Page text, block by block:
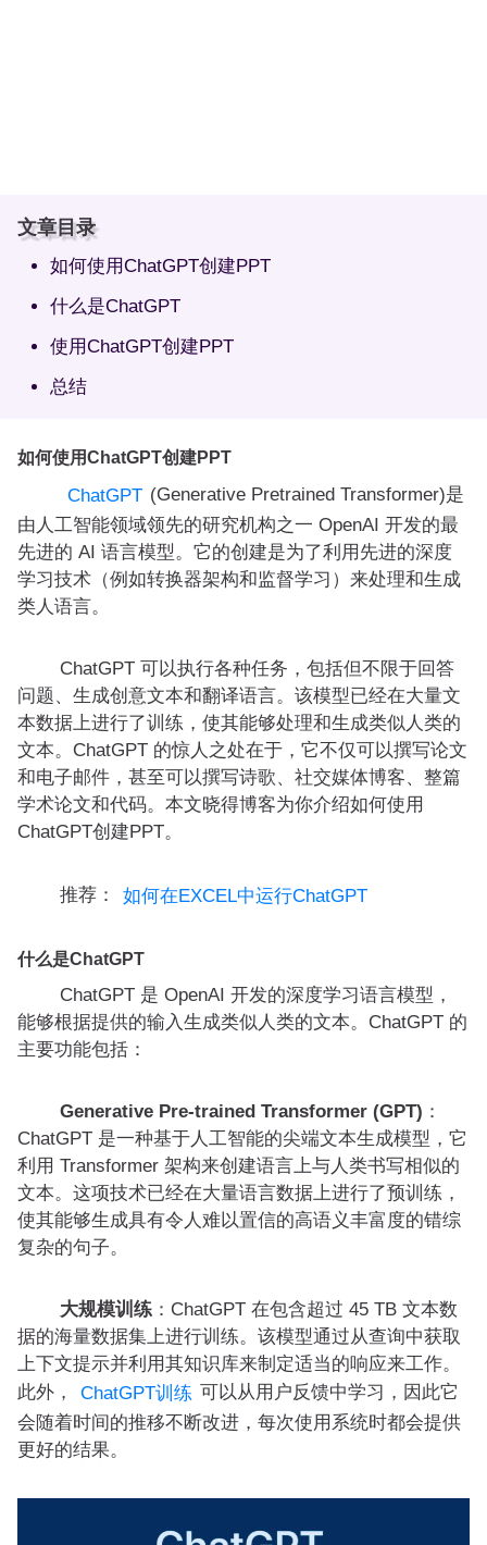
文章目录
如何使用ChatGPT创建PPT
什么是ChatGPT
使用ChatGPT创建PPT
总结
如何使用ChatGPT创建PPT
ChatGPT (Generative Pretrained Transformer)是
由人工智能领域领先的研究机构之一 OpenAI 开发的最
先进的 AI 语言模型。它的创建是为了利用先进的深度
学习技术（例如转换器架构和监督学习）来处理和生成
类人语言。
ChatGPT 可以执行各种任务，包括但不限于回答
问题、生成创意文本和翻译语言。该模型已经在大量文
本数据上进行了训练，使其能够处理和生成类似人类的
文本。ChatGPT 的惊人之处在于，它不仅可以撰写论文
和电子邮件，甚至可以撰写诗歌、社交媒体博客、整篇
学术论文和代码。本文晓得博客为你介绍如何使用
ChatGPT创建PPT。
推荐： 如何在EXCEL中运行ChatGPT
什么是ChatGPT
ChatGPT 是 OpenAI 开发的深度学习语言模型，
能够根据提供的输入生成类似人类的文本。ChatGPT 的
主要功能包括：
Generative Pre-trained Transformer (GPT) ：
ChatGPT 是一种基于人工智能的尖端文本生成模型，它
利用 Transformer 架构来创建语言上与人类书写相似的
文本。这项技术已经在大量语言数据上进行了预训练，
使其能够生成具有令人难以置信的高语义丰富度的错综
复杂的句子。
大规模训练 ：ChatGPT 在包含超过 45 TB 文本数
据的海量数据集上进行训练。该模型通过从查询中获取
上下文提示并利用其知识库来制定适当的响应来工作。
此外，
ChatGPT训练 可以从用户反馈中学习，因此它
会随着时间的推移不断改进，每次使用系统时都会提供
更好的结果。